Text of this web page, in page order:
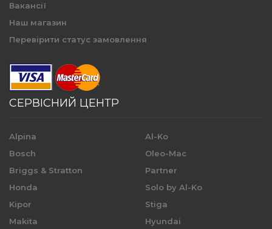
Вакансії
Наш магазин
Перевірити статус замовлення
СЕРВІСНИЙ ЦЕНТР
Alpina
Bosch
Briggs & Stratton
Honda
Kipor
Makita
Al-Ko
Oleo-Mac
Partner
Solo by Al-Ko
Stiga
Hyundai